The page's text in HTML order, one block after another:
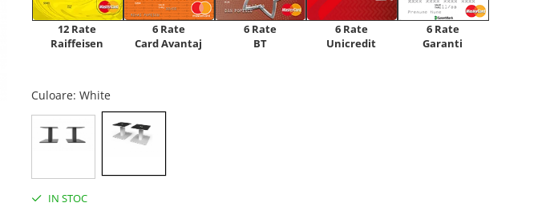
12 Rate
Raiffeisen
6 Rate
Card Avantaj
6 Rate
BT
6 Rate
Unicredit
6 Rate
Garanti
Culoare: White
IN STOC